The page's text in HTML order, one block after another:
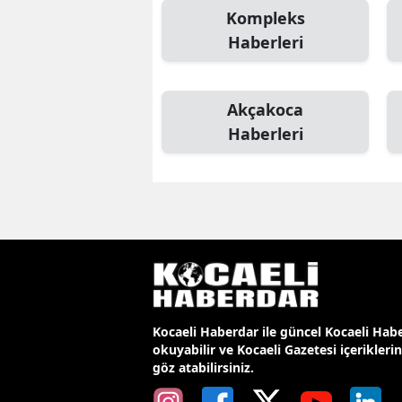
Kompleks
Haberleri
Akçakoca
Haberleri
Kocaeli Haberdar ile güncel Kocaeli
okuyabilir ve Kocaeli Gazetesi
göz atabilirsiniz.